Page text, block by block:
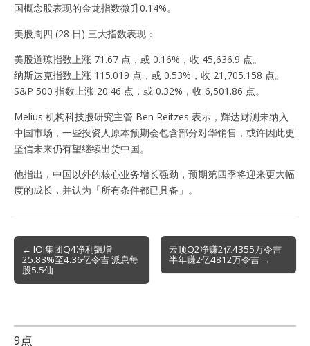
国概念股表现的金龙指数微升0.14%。
美股周四 (28 日) 三大指数表现：
美股道琼指数上涨 71.67 点，或 0.16%，收 45,636.9 点。
纳斯达克指数上涨 115.019 点，或 0.53%，收 21,705.158 点。
S&P 500 指数上涨 20.46 点，或 0.32%，收 6,501.86 点。
Melius 机构科技股研究主管 Ben Reitzes 表示，辉达财测未纳入
中国市场，一些投资人原本预期会包含部分对华销售，或许因此更
坚信未来仍有望继续出货中国。
他指出，中国以外的核心业务增长强劲，预期第四季将迎来更大幅
度的成长，并认为「所有条件都已具备」。
Post
navigation
← IOI集团Q4净利飊增
25.83%至4.36亿令吉 派息每
股5.5仙
云顶Q2净赚2亿4355万令吉
半年赚2亿4812万令吉 →
9点